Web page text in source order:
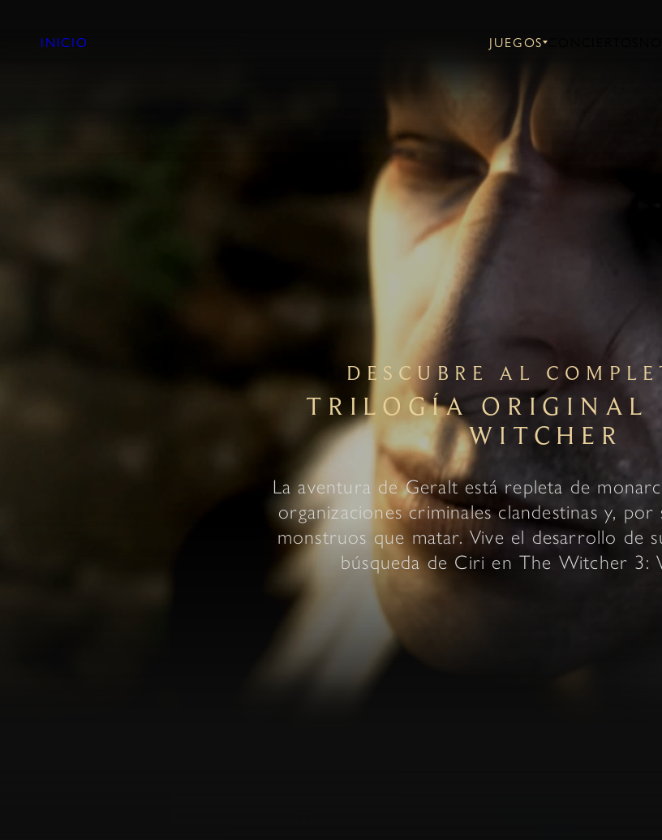
INICIO JUEGOS
DESCUBRE AL
TRILOGÍA ORIGINAL
WITCHER
La aventura de Geralt está repleta de
organizaciones criminales clandestinas y, por
monstruos que matar. Vive el desarrollo de
búsqueda de Ciri en The Witcher 3: